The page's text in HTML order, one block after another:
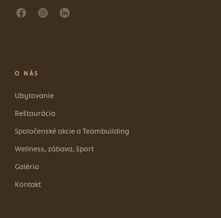
O NÁS
Ubytovanie
Reštaurácia
Spoločenské akcie a Teambuilding
Wellness, zábava, šport
Galéria
Kontakt